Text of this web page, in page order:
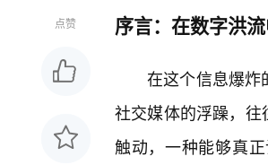
点赞 序言：在数字洪
在这个信息爆炸
社交媒体的浮躁，
触动，一种能够真